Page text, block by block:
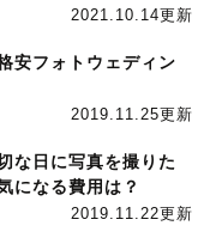
2021.10.14更新
安フォトウェディン
2019.11.25更新
な日に写真を撮りた
になる費用は？
2019.11.22更新